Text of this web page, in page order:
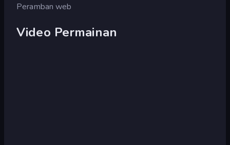
Peramban web
Video Permainan